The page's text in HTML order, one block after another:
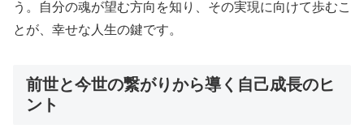
う。自分の魂が望む方向を知り、その実現に向けて歩むこ
とが、幸せな人生の鍵です。
前世と今世の繋がりから導く自己成長のヒ
ント